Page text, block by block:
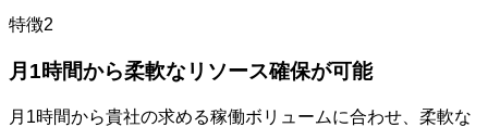
特徴2
月1時間から柔軟なリソース確保が可能
月1時間から貴社の求める稼働ボリュームに合わせ、柔軟な